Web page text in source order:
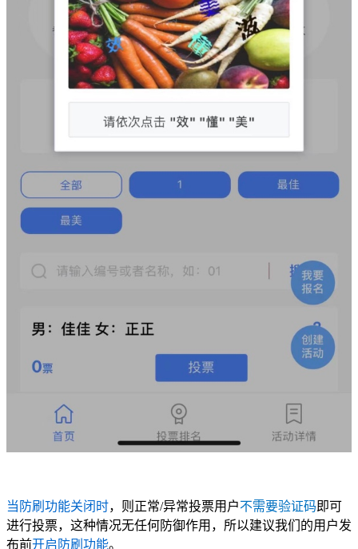
当防刷功能关闭时，则正常/异常投票用户不需要验证码 即可
进行投票，这种情况无任何防御作用，所以建议我们的用户发
布前开启防刷功能。